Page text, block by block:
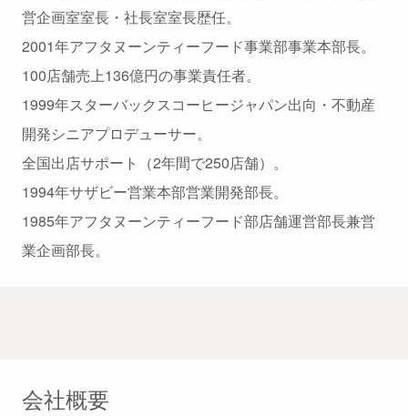
営企画室室長・社長室室長歴任。
2001年アフタヌーンティーフード事業部事業本部長。
100店舗売上136億円の事業責任者。
1999年スターバックスコーヒージャパン出向・不動産
開発シニアプロデューサー。
全国出店サポート（2年間で250店舗）。
1994年サザビー営業本部営業開発部長。
1985年アフタヌーンティーフード部店舗運営部長兼営
業企画部長。
会社概要